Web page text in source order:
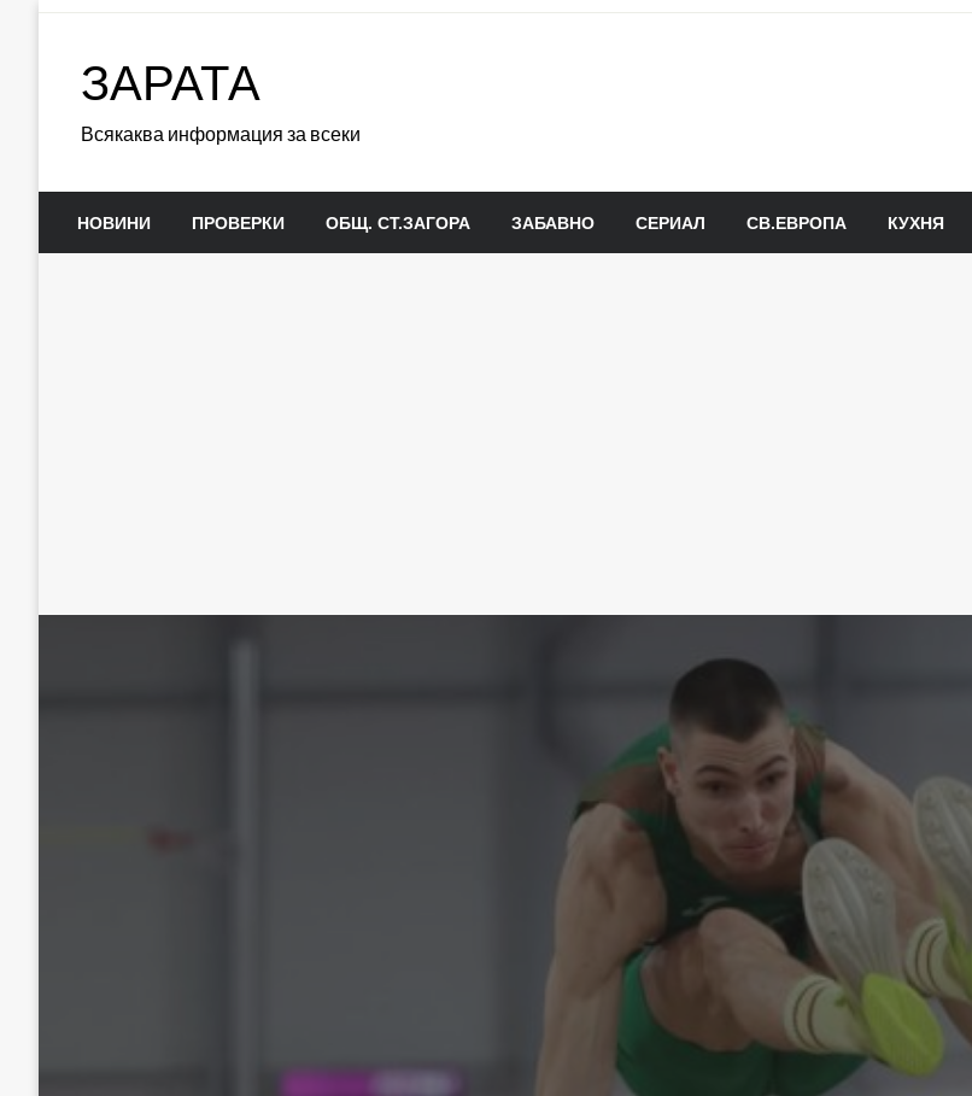
ЗАРАТА
Всякаква информация за всеки
НОВИНИ ПРОВЕРКИ ОБЩ. СТ.ЗАГОРА ЗАБАВНО СЕРИАЛ СВ.ЕВРОПА КУХНЯ